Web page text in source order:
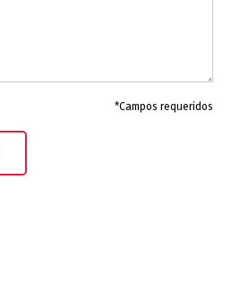
*Campos requeridos